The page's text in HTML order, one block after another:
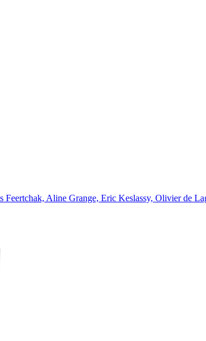
Aline Grange, Eric Keslassy, Olivier de